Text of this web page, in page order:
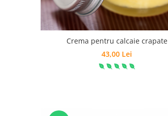
Crema pentru calcaie crapate
43,00 Lei